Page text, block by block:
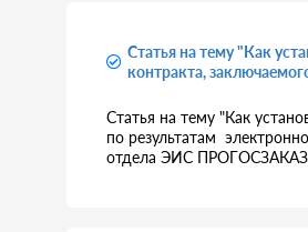
Статья на тему "Как
контракта,
Статья на тему "Как
по результатам
отдела ЭИС